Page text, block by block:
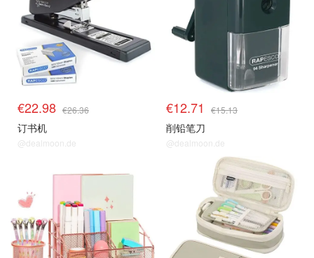
€22.98 €26.36
订书机
@dealmoon.de
€12.71 €15.13
削铅笔刀
@dealmoon.de